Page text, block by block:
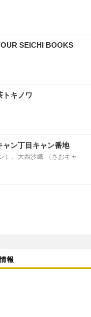
SEICHI BOOKS
トキノワ
ャン丁目キャン番地
）、大西沙織 （さおキャ
報